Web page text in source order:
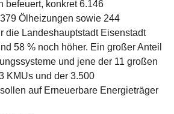
befeuert, konkret 6.146
Ölheizungen sowie 244
die Landeshauptstadt Eisenstadt
58 % noch höher. Ein großer Anteil
und jene der 11 großen
KMUs und der 3.500
auf Erneuerbare Energieträger